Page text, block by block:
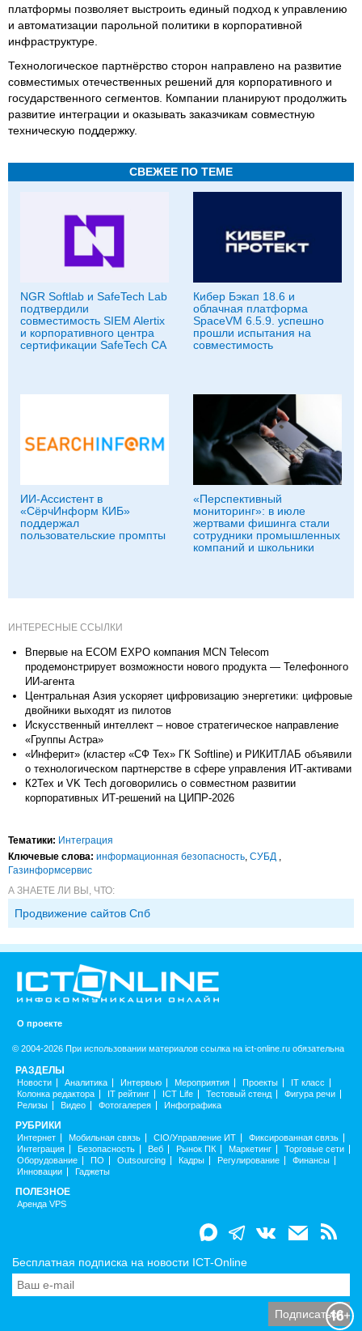
платформы позволяет выстроить единый подход к управлению
и автоматизации парольной политики в корпоративной
инфраструктуре.
Технологическое партнёрство сторон направлено на развитие
совместимых отечественных решений для корпоративного и
государственного сегментов. Компании планируют продолжить
развитие интеграции и оказывать заказчикам совместную
техническую поддержку.
СВЕЖЕЕ ПО ТЕМЕ
NGR Softlab и SafeTech Lab
подтвердили
совместимость SIEM Alertix
и корпоративного центра
сертификации SafeTech CA
Кибер Бэкап 18.6 и
облачная платформа
SpaceVM 6.5.9. успешно
прошли испытания на
совместимость
ИИ-Ассистент в
«СёрчИнформ КИБ»
поддержал
пользовательские промпты
«Перспективный
мониторинг»: в июле
жертвами фишинга стали
сотрудники промышленных
компаний и школьники
ИНТЕРЕСНЫЕ ССЫЛКИ
Впервые на ECOM EXPO компания MCN Telecom
продемонстрирует возможности нового продукта — Телефонного
ИИ-агента
Центральная Азия ускоряет цифровизацию энергетики: цифровые
двойники выходят из пилотов
Искусственный интеллект – новое стратегическое направление
«Группы Астра»
«Инферит» (кластер «СФ Тех» ГК Softline) и РИКИТЛАБ объявили
о технологическом партнерстве в сфере управления ИТ-активами
К2Тех и VK Tech договорились о совместном развитии
корпоративных ИТ-решений на ЦИПР-2026
Тематики: Интеграция
Ключевые слова: информационная безопасность, СУБД ,
Газинформсервис
А ЗНАЕТЕ ЛИ ВЫ, ЧТО:
Продвижение сайтов Спб
О проекте
© 2004-2026 При использовании материалов ссылка на ict-online.ru обязательна
РАЗДЕЛЫ
Новости Аналитика Интервью Мероприятия Проекты
IT класс
Колонка редактора
IT рейтинг ICT Life Тестовый стенд
Фигура речи
Релизы
Видео Фотогалерея Инфографика
РУБРИКИ
Интернет Мобильная связь CIO/Управление ИТ
Фиксированная связь
Интеграция
Безопасность Веб Рынок ПК Маркетинг
Торговые сети
Оборудование
ПО Outsourcing Кадры Регулирование
Финансы
Инновации
Гаджеты
ПОЛЕЗНОЕ
Аренда VPS
Бесплатная подписка на новости ICT-Online